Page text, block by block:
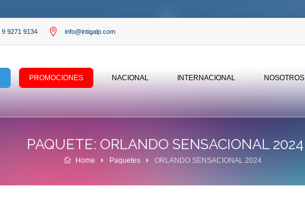
9271 9134 info@intigalp.com
PROMOCIONES NACIONAL INTERNACIONAL NOSOTROS
PAQUETE: ORLANDO SENSACIONAL 2024
Home Paquetes ORLANDO SENSACIONAL 2024 >